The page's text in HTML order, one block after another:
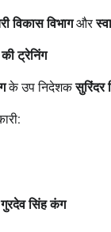
विकास विभागऔर
की ट्रेनिंग
के उप निदेशकसुरिंदर
गुरदेव सिंह कंग